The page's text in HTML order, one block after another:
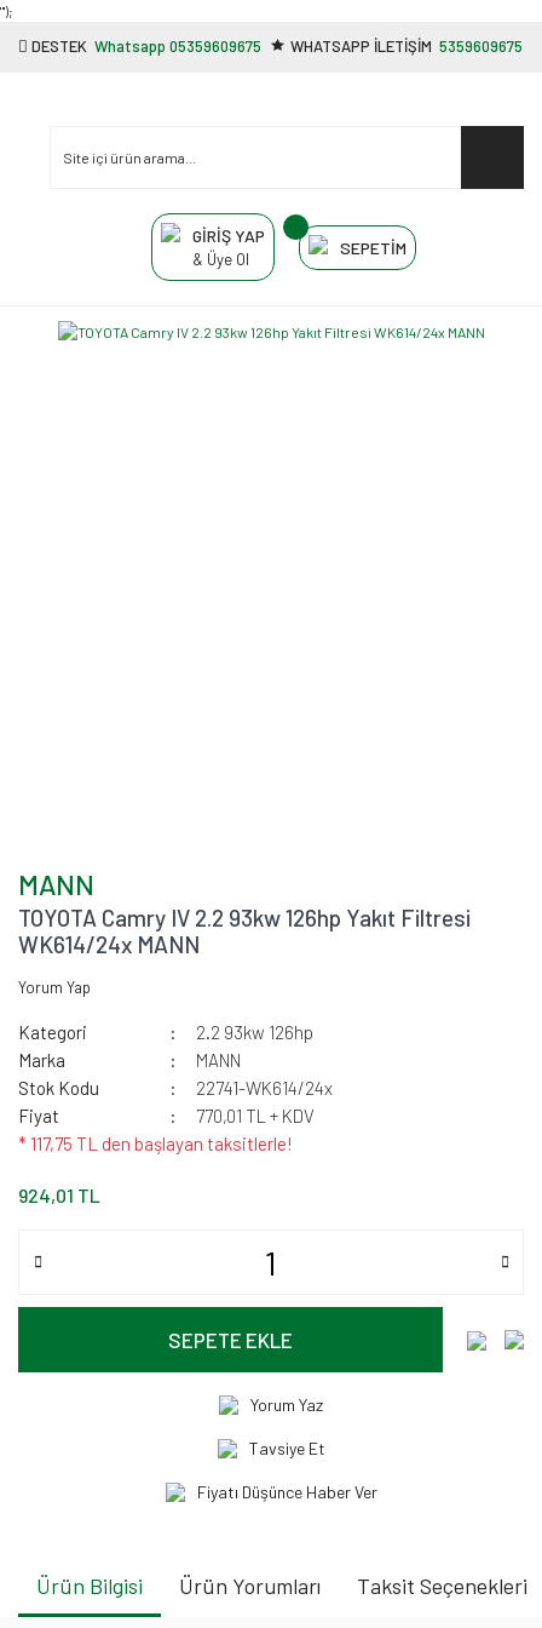
"');
DESTEK Whatsapp 05359609675 WHATSAPP İLETİŞİM 5359609675
GİRİŞ YAP
& Üye Ol
SEPETİM
MANN
TOYOTA Camry IV 2.2 93kw 126hp Yakıt Filtresi
WK614/24x MANN
Yorum Yap
Kategori
2.2 93kw 126hp
Marka
MANN
Stok Kodu
22741-WK614/24x
Fiyat
770,01 TL + KDV
* 117,75 TL den başlayan taksitlerle!
924,01 TL
SEPETE EKLE
Yorum Yaz
Tavsiye Et
Fiyatı Düşünce Haber Ver
Ürün Bilgisi Ürün Yorumları Taksit Seçenekleri